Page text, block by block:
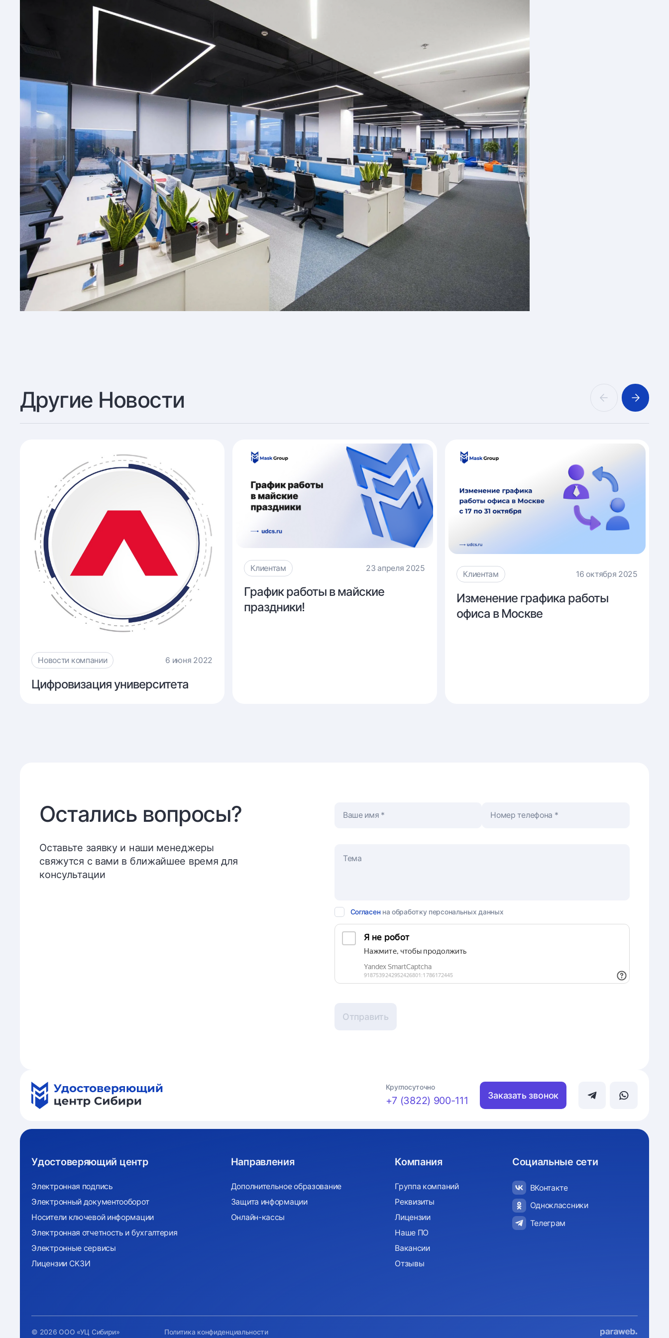
Другие Новости
Новости компании 6 июня 2022
Цифровизация
Цифровизация университета
Клиентам 23 апреля 2025
График
работы
График работы в майские
праздники!
Клиентам 16 октября 2025
Изменение
графика
работы
Изменение графика работы
офиса в Москве
Остались вопросы?
Оставьте заявку и наши менеджеры
свяжутся с вами в ближайшее время для
консультации
Ваше имя Номер телефона
Согласенна обработку персональных данных
Отправить
Круглосуточно
+7 (3822) 900-111 Заказать звонок
Удостоверяющий центр
Электронная подпись
Электронный документооборот
Носители ключевой информации
Электронная отчетность и бухгалтерия
Электронные сервисы
Лицензии СКЗИ
Направления
Дополнительное образование
Защита информации
Онлайн-кассы
Компания
Группа компаний
Реквизиты
Лицензии
Наше ПО
Вакансии
Отзывы
Социальные сети
ВКонтакте
Одноклассники
Телеграм
© 2026 ООО «УЦ Сибири» Политика конфиденциальности